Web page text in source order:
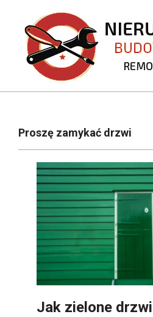
content
NavigationProszę zamykać drzwi
Jak zielone drzwi